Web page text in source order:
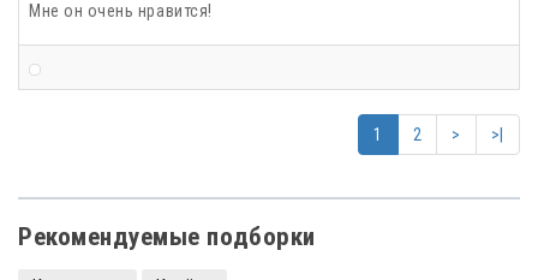
Мне он очень нравится!
1 2 > >|
Рекомендуемые подборки